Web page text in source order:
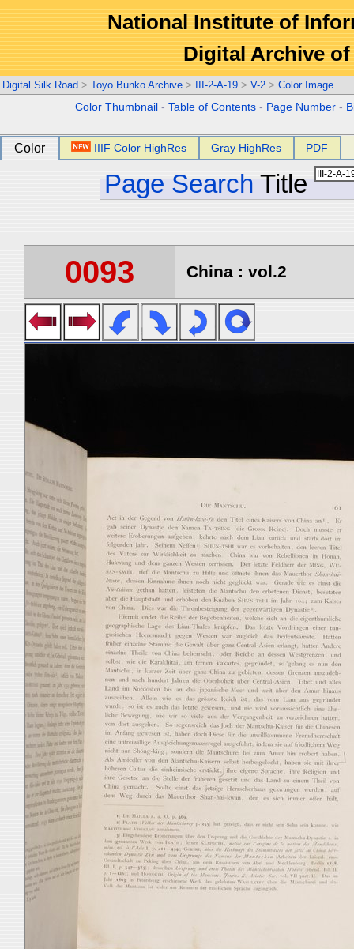
National Institute of
Digital Archive
Digital Silk Road > Toyo Bunko Archive > III-2-A-19 > V-2 > Color Image
Color Thumbnail -Table of Contents - Page Number -
Color IIIF Color HighRes Gray HighRes PDF
Page Search Title
0093 China : vol.2